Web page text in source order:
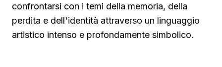
confrontarsi con i temi della memoria, della
perdita e dell'identità attraverso un linguaggio
artistico intenso e profondamente simbolico.